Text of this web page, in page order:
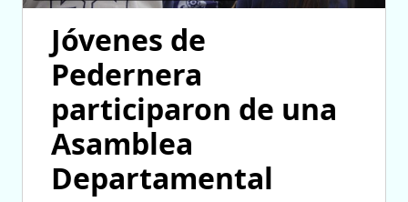
Jóvenes de
Pedernera
participaron de una
Asamblea
Departamental